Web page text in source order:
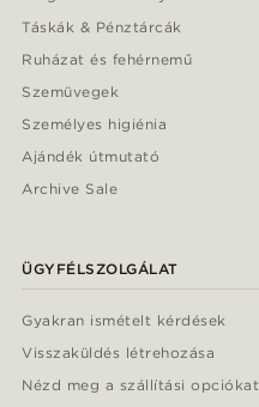
Táskák & Pénztárcák
Ruházat és fehérnemű
Szemüvegek
Személyes higiénia
Ajándék útmutató
Archive Sale
ÜGYFÉLSZOLGÁLAT
Gyakran ismételt kérdések
Visszaküldés létrehozása
Nézd meg a szállítási opciókat